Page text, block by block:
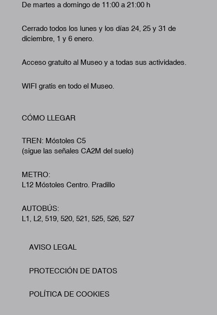
De martes a domingo de 11:00 a 21:00 h
Cerrado todos los lunes y los días 24, 25 y 31 de
diciembre, 1 y 6 enero.
Acceso gratuito al Museo y a todas sus actividades.
WIFI gratis en todo el Museo.
CÓMO LLEGAR
TREN: Móstoles C5
(sigue las señales CA2M del suelo)
METRO:
L12 Móstoles Centro. Pradillo
AUTOBÚS:
L1, L2, 519, 520, 521, 525, 526, 527
Footer
AVISO LEGAL
PROTECCIÓN DE DATOS
POLÍTICA DE COOKIES